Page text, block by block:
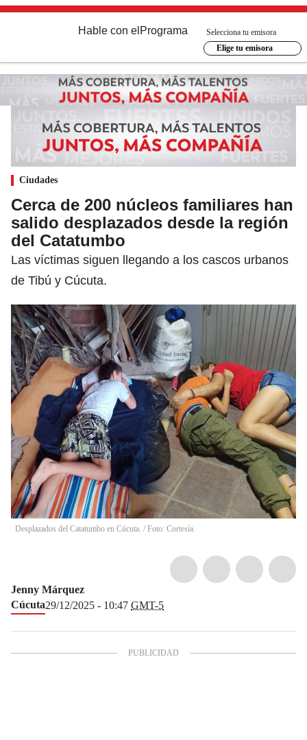
Hable con el Programa
Selecciona tu emisora
Elige tu emisora
Ciudades
Cerca de 200 núcleos familiares han
salido desplazados desde la región
del Catatumbo
Las víctimas siguen llegando a los cascos urbanos
de Tibú y Cúcuta.
Desplazados del Catatumbo en Cúcuta. / Foto: Cortesía.
Jenny Márquez
Cúcuta29/12/2025 - 10:47 GMT-5